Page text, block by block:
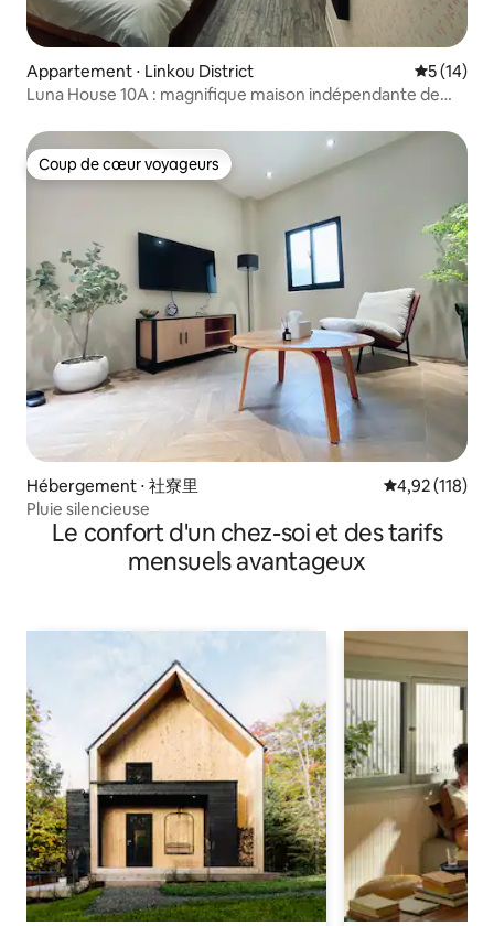
Appartement ⋅ Linkou District
5 (14)
Luna House 10A : magnifique maison indépendante de
d'une salle de bain, d'un bar privé et d'une cuisine
entièrement équipée (réservation de 28 jours minimum)
Coup de cœur voyageurs
Coup de cœur voyageurs
Hébergement ⋅ 社寮里 Évaluation
4,92 (118)
Pluie silencieuse
Le confort d'un chez-soi et des tarifs
mensuels avantageux